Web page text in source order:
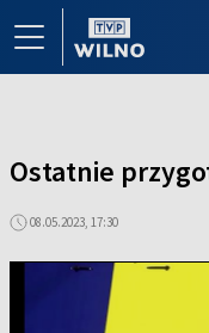
Ostatnie
08.05.2023, 17:30